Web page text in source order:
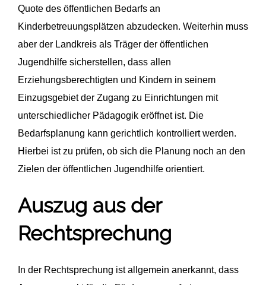
Quote des öffentlichen Bedarfs an
Kinderbetreuungsplätzen abzudecken. Weiterhin muss
aber der Landkreis als Träger der öffentlichen
Jugendhilfe sicherstellen, dass allen
Erziehungsberechtigten und Kindern in seinem
Einzugsgebiet der Zugang zu Einrichtungen mit
unterschiedlicher Pädagogik eröffnet ist. Die
Bedarfsplanung kann gerichtlich kontrolliert werden.
Hierbei ist zu prüfen, ob sich die Planung noch an den
Zielen der öffentlichen Jugendhilfe orientiert.
Auszug aus der
Rechtsprechung
In der Rechtsprechung ist allgemein anerkannt, dass